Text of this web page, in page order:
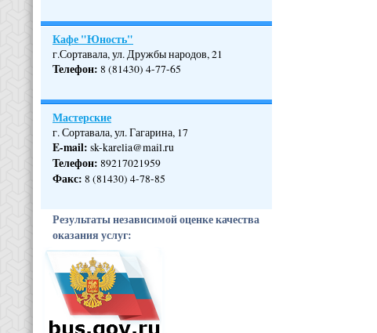
Кафе "Юность"
г.Сортавала, ул. Дружбы народов, 21
Телефон: 8 (81430) 4-77-65
Мастерские
г. Сортавала, ул. Гагарина, 17
E-mail: sk-karelia@mail.ru
Телефон: 89217021959
Факс: 8 (81430) 4-78-85
Результаты независимой оценке качества
оказания услуг: